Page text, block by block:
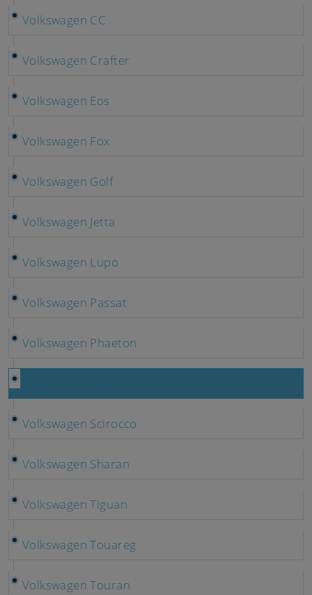
Volkswagen CC
Volkswagen Crafter
Volkswagen Eos
Volkswagen Fox
Volkswagen Golf
Volkswagen Jetta
Volkswagen Lupo
Volkswagen Passat
Volkswagen Phaeton
Volkswagen Scirocco
Volkswagen Sharan
Volkswagen Tiguan
Volkswagen Touareg
Volkswagen Touran